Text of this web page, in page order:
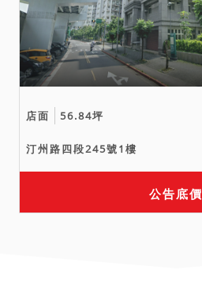
店面 56.84坪
汀州路四段245號1樓
公告底價